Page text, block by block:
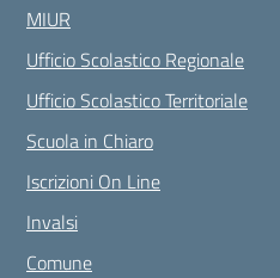
MIUR
Ufficio Scolastico Regionale
Ufficio Scolastico Territoriale
Scuola in Chiaro
Iscrizioni On Line
Invalsi
Comune